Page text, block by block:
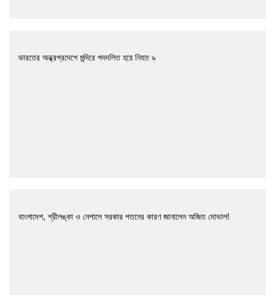
ভারতের অন্ধ্রপ্রদেশে মন্দিরে পদদলিত হয়ে নিহত ৯
বাংলাদেশ, শ্রীলঙ্কা ও নেপালে সরকার পতনের কারণ জানালেন অজিত দোভাল!